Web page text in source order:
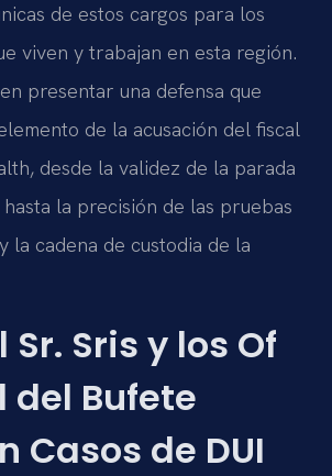
de estos cargos para los
viven y trabajan en esta región.
presentar una defensa que
de la acusación del fiscal
desde la validez de la parada
la precisión de las pruebas
la cadena de custodia de la
Sr. Sris y los Of
del Bufete
Casos de DUI